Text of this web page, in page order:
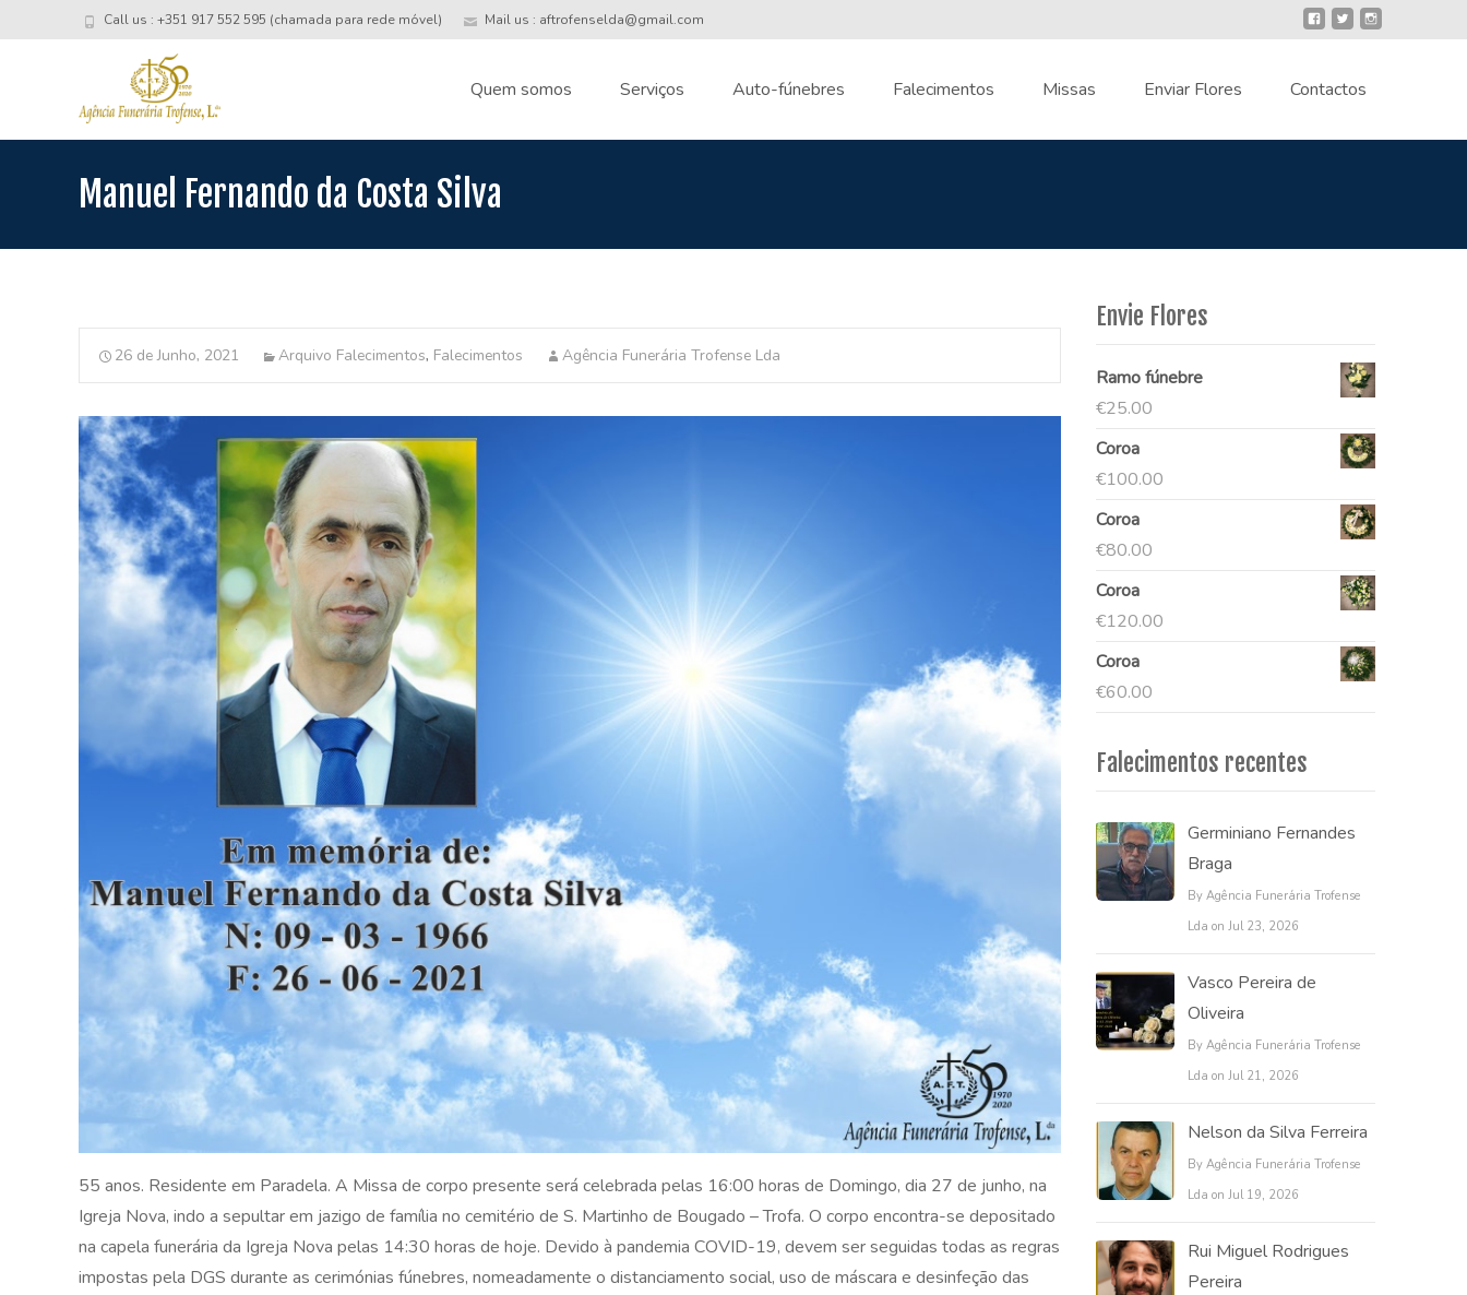
Call us : +351 917 552 595 (chamada para rede móvel) Mail us : aftrofenselda@gmail.com
Quem somos Serviços Auto-fúnebres Falecimentos Missas Enviar Flores Contactos
Manuel Fernando da Costa Silva
26 de Junho, 2021 Arquivo Falecimentos, Falecimentos Agência Funerária Trofense Lda
55 anos. Residente em Paradela. A Missa de corpo presente será celebrada pelas 16:00 horas de Domingo, dia 27 de junho, na
Igreja Nova, indo a sepultar em jazigo de família no cemitério de S. Martinho de Bougado – Trofa. O corpo encontra-se depositado
na capela funerária da Igreja Nova pelas 14:30 horas de hoje. Devido à pandemia COVID-19, devem ser seguidas todas as regras
impostas pela DGS durante as cerimónias fúnebres, nomeadamente o distanciamento social, uso de máscara e desinfeção das
Envie Flores
Ramo fúnebre
€25.00
Coroa
€100.00
Coroa
€80.00
Coroa
€120.00
Coroa
€60.00
Falecimentos recentes
Germiniano Fernandes
Braga
By Agência Funerária Trofense
Lda on Jul 23, 2026
Vasco Pereira de
Oliveira
By Agência Funerária Trofense
Lda on Jul 21, 2026
Nelson da Silva Ferreira
By Agência Funerária Trofense
Lda on Jul 19, 2026
Rui Miguel Rodrigues
Pereira